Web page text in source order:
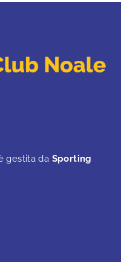
gestita da Sporting